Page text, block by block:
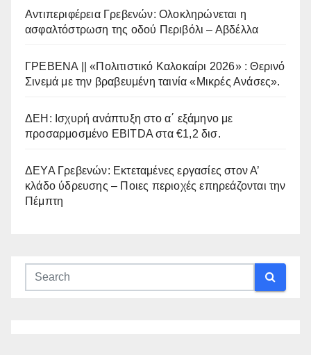
Αντιπεριφέρεια Γρεβενών: Ολοκληρώνεται η
ασφαλτόστρωση της οδού Περιβόλι – Αβδέλλα
ΓΡΕΒΕΝΑ || «Πολιτιστικό Καλοκαίρι 2026» : Θερινό
Σινεμά με την βραβευμένη ταινία «Μικρές Ανάσες».
ΔΕΗ: Ισχυρή ανάπτυξη στο α΄ εξάμηνο με
προσαρμοσμένο EBITDA στα €1,2 δισ.
ΔΕΥΑ Γρεβενών: Εκτεταμένες εργασίες στον Α’
κλάδο ύδρευσης – Ποιες περιοχές επηρεάζονται την
Πέμπτη